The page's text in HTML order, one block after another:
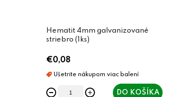
Hematit 4mm galvanizované
striebro (1ks)
€0,08
DO KOŠÍKA